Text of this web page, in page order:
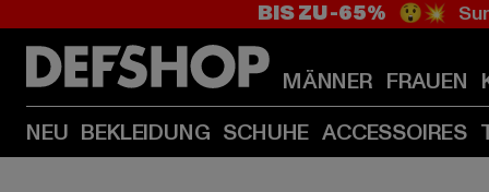
BIS ZU -65% 😲💥
MÄNNER FRAUEN
NEU BEKLEIDUNG SCHUHE ACCESSOIRES